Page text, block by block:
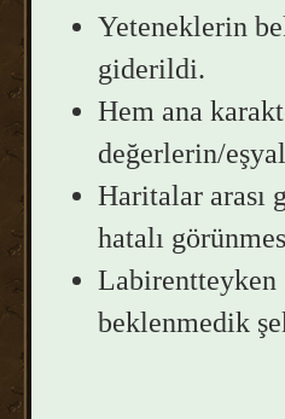
Yeteneklerin
giderildi.
Hem ana
değerlerin/
Haritalar arası
hatalı
Labirentteyken
beklenmedik